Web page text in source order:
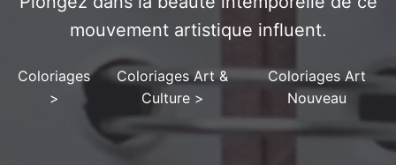
mouvement artistique influent.
Coloriages
>
Coloriages Art &
Culture >
Coloriages Art
Nouveau